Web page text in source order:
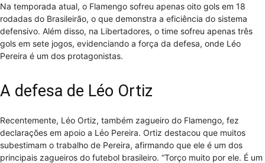
Na temporada atual, o Flamengo sofreu apenas oito gols em 18
rodadas do Brasileirão, o que demonstra a eficiência do sistema
defensivo. Além disso, na Libertadores, o time sofreu apenas três
gols em sete jogos, evidenciando a força da defesa, onde Léo
Pereira é um dos protagonistas.
A defesa de Léo Ortiz
Recentemente, Léo Ortiz, também zagueiro do Flamengo, fez
declarações em apoio a Léo Pereira. Ortiz destacou que muitos
subestimam o trabalho de Pereira, afirmando que ele é um dos
principais zagueiros do futebol brasileiro. “Torço muito por ele. É um